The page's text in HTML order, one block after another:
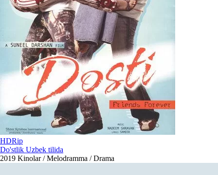
HDRip
Do'stlik Uzbek tilida
2019 Kinolar / Melodramma / Drama